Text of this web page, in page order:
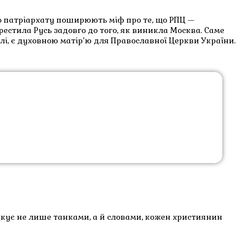
патріархату поширюють міф про те, що РПЦ —
Русь задовго до того, як виникла Москва. Саме
є духовною матір’ю для Православної Церкви України.
не лише танками, а й словами, кожен християнин